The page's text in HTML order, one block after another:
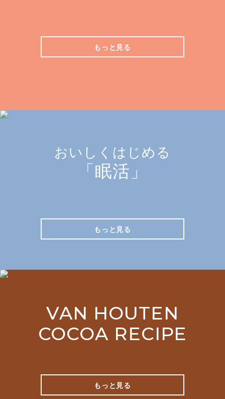
もっと見る
おいしくはじめる
「眠活」
もっと見る
VAN HOUTEN
COCOA RECIPE
もっと見る